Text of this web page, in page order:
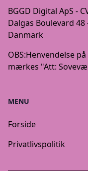
BGGD Digital ApS -
Dalgas Boulevard
Danmark
OBS:Henvendelse
mærkes "Att:
MENU
Forside
Privatlivspolitik